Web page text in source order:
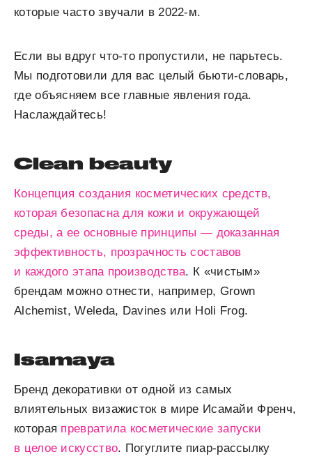
которые часто звучали в 2022-м.
Если вы вдруг что-то пропустили, не парьтесь.
Мы подготовили для вас целый бьюти-словарь,
где объясняем все главные явления года.
Наслаждайтесь!
Clean beauty
Концепция создания косметических средств,
которая безопасна для кожи и окружающей
среды, а ее основные принципы — доказанная
эффективность, прозрачность составов
и каждого этапа производства. К «чистым»
брендам можно отнести, например, Grown
Alchemist, Weleda, Davines или Holi Frog.
Isamaya
Бренд декоративки от одной из самых
влиятельных визажисток в мире Исамайи Френч,
которая превратила косметические запуски
в целое искусство. Погуглите пиар-рассылку